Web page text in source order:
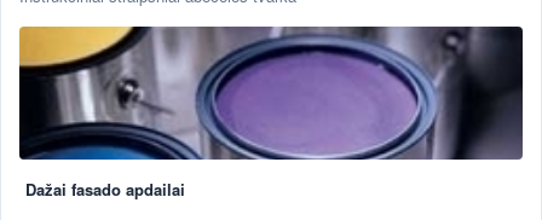
Dažai fasado apdailai